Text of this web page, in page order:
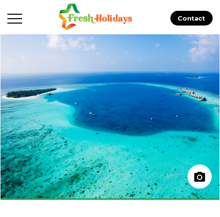
Contact